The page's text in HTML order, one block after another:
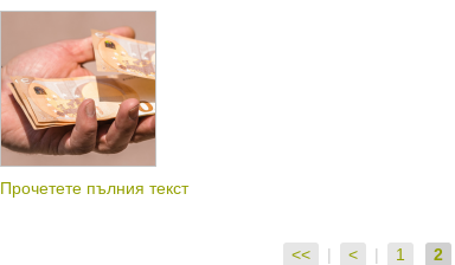
Прочетете пълния текст
<< | < | 1 2